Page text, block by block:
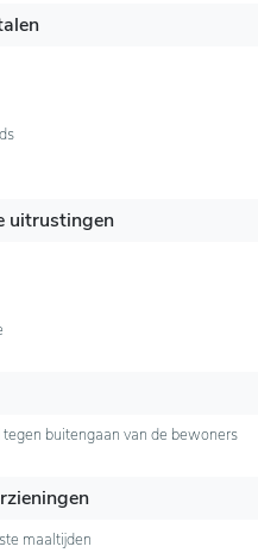
uitrustingen
buitengaan van de bewoners
maaltijden